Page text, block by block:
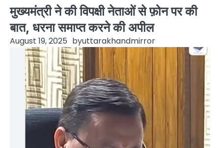
मुख्यमंत्री ने की विपक्षी नेताओं से फ़ोन पर की
बात, धरना समाप्त करने की अपील
August 19, 2025 byuttarakhandmirror